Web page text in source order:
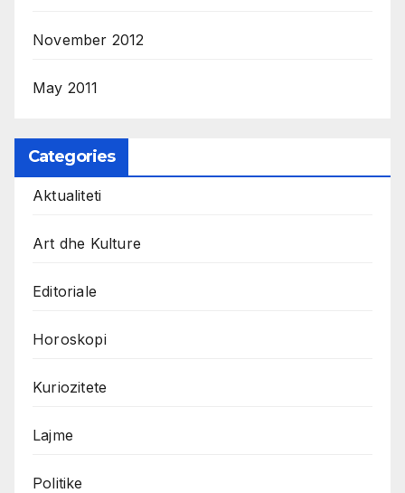
November 2012
May 2011
Categories
Aktualiteti
Art dhe Kulture
Editoriale
Horoskopi
Kuriozitete
Lajme
Politike